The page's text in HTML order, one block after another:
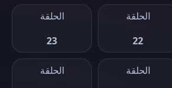
الحلقة
22
الحلقة
23
الحلقة
الحلقة